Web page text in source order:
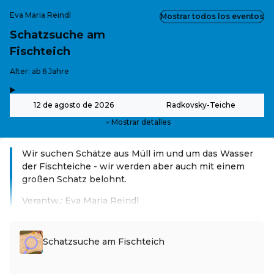
Eva Maria Reindl
Schatzsuche am
Fischteich
-
Alter: ab 6 Jahre
12 de agosto de 2026 Radkovsky-Teiche
Mostrar detalles
Mostrar todos los eventos
Wir suchen Schätze aus Müll im und um das Wasser
der Fischteiche - wir werden aber auch mit einem
großen Schatz belohnt.
Verantw.: Eva Maria Reindl
Schatzsuche am Fischteich